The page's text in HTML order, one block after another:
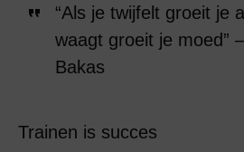
“Als je twijfelt groeit je
waagt groeit je moed”
Bakas
Trainen is succes